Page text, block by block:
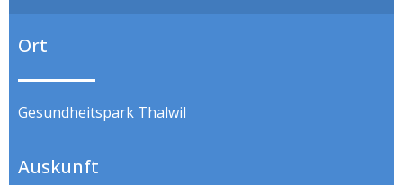
Ort
Gesundheitspark Thalwil
Auskunft